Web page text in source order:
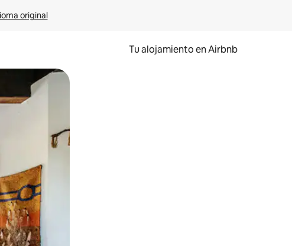
original
Tu alojamiento en Airbnb
el dedo.